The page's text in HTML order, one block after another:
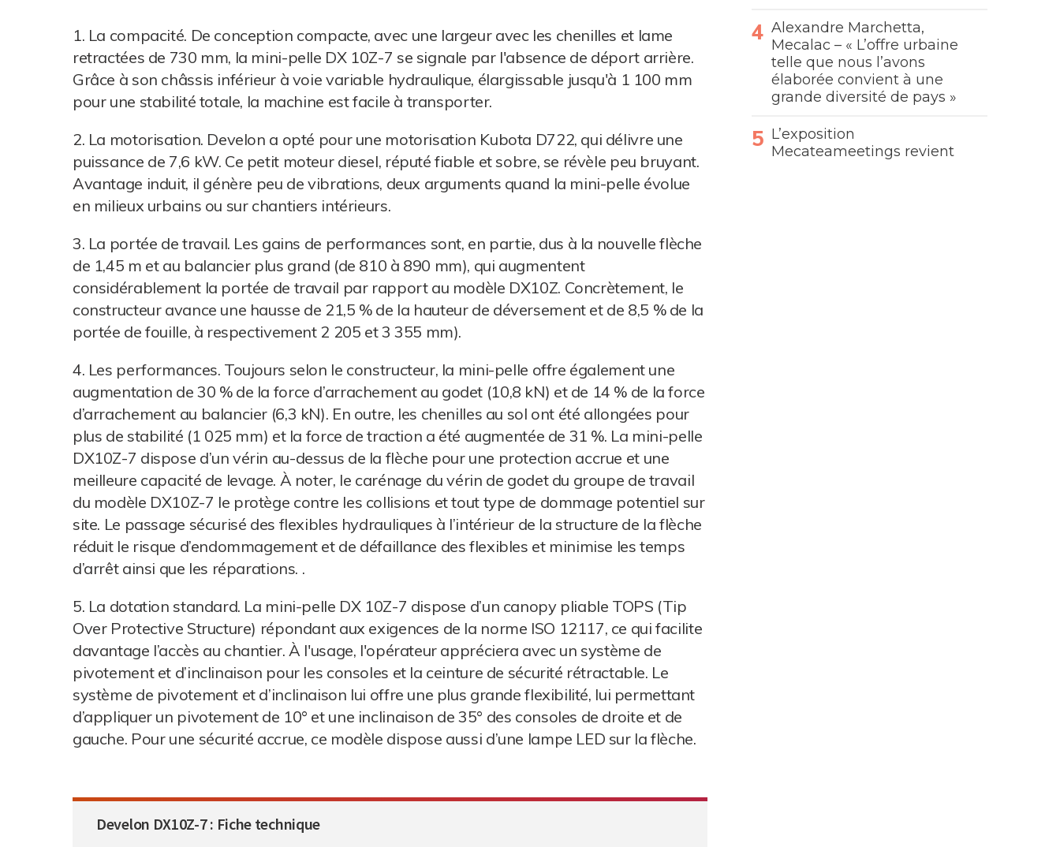
1. La compacité. De conception compacte, avec une largeur avec les chenilles et lame
retractées de 730 mm, la mini-pelle DX 10Z-7 se signale par l'absence de déport arrière.
Grâce à son châssis inférieur à voie variable hydraulique, élargissable jusqu'à 1 100 mm
pour une stabilité totale, la machine est facile à transporter.
2. La motorisation. Develon a opté pour une motorisation Kubota D722, qui délivre une
puissance de 7,6 kW. Ce petit moteur diesel, réputé fiable et sobre, se révèle peu bruyant.
Avantage induit, il génère peu de vibrations, deux arguments quand la mini-pelle évolue
en milieux urbains ou sur chantiers intérieurs.
3. La portée de travail. Les gains de performances sont, en partie, dus à la nouvelle flèche
de 1,45 m et au balancier plus grand (de 810 à 890 mm), qui augmentent
considérablement la portée de travail par rapport au modèle DX10Z. Concrètement, le
constructeur avance une hausse de 21,5 % de la hauteur de déversement et de 8,5 % de la
portée de fouille, à respectivement 2 205 et 3 355 mm).
4. Les performances. Toujours selon le constructeur, la mini-pelle offre également une
augmentation de 30 % de la force d’arrachement au godet (10,8 kN) et de 14 % de la force
d’arrachement au balancier (6,3 kN). En outre, les chenilles au sol ont été allongées pour
plus de stabilité (1 025 mm) et la force de traction a été augmentée de 31 %. La mini-pelle
DX10Z-7 dispose d’un vérin au-dessus de la flèche pour une protection accrue et une
meilleure capacité de levage. À noter, le carénage du vérin de godet du groupe de travail
du modèle DX10Z-7 le protège contre les collisions et tout type de dommage potentiel sur
site. Le passage sécurisé des flexibles hydrauliques à l’intérieur de la structure de la flèche
réduit le risque d’endommagement et de défaillance des flexibles et minimise les temps
d’arrêt ainsi que les réparations. .
5. La dotation standard. La mini-pelle DX 10Z-7 dispose d’un canopy pliable TOPS (Tip
Over Protective Structure) répondant aux exigences de la norme ISO 12117, ce qui facilite
davantage l’accès au chantier. À l'usage, l'opérateur appréciera avec un système de
pivotement et d’inclinaison pour les consoles et la ceinture de sécurité rétractable. Le
système de pivotement et d’inclinaison lui offre une plus grande flexibilité, lui permettant
d’appliquer un pivotement de 10° et une inclinaison de 35° des consoles de droite et de
gauche. Pour une sécurité accrue, ce modèle dispose aussi d’une lampe LED sur la flèche.
Develon DX10Z-7 : Fiche technique
Alexandre Marchetta,
Mecalac – « L’offre urbaine
telle que nous l’avons
élaborée convient à une
grande diversité de pays »
L’exposition
Mecateameetings revient